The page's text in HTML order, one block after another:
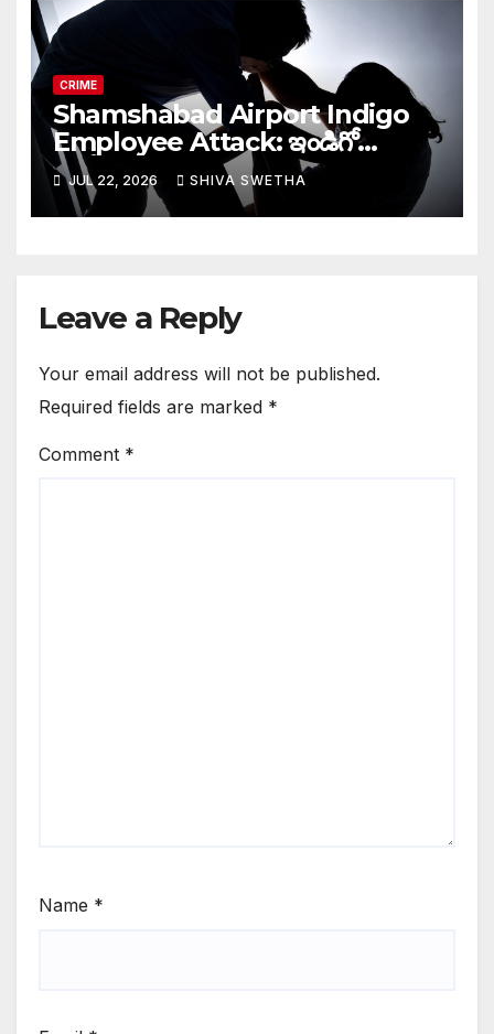
CRIME
Shamshabad Airport Indigo
Employee Attack: ఇండిగో
ఉద్యోగినిపై క్యాబ్ డ్రైవర్
అత్యాచారయత్నం…
JUL 22, 2026 SHIVA SWETHA
Leave a Reply
Your email address will not be published.
Required fields are marked *
Comment *
Name *